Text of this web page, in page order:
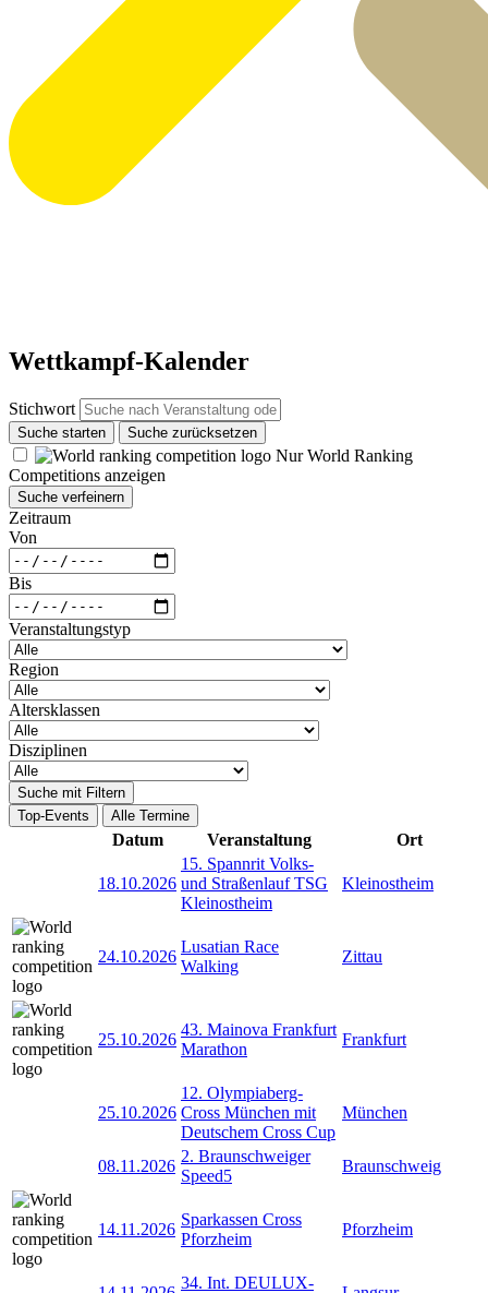
Wettkampf-Kalender
Stichwort
Suche starten Suche zurücksetzen
Nur World Ranking
Competitions anzeigen
Suche verfeinern
Zeitraum
Von
Bis
Veranstaltungstyp
Region
Altersklassen
Disziplinen
Suche mit Filtern
Top-Events
Alle Termine
Datum Veranstaltung Ort
18.10.2026
15. Spannrit Volks-
und Straßenlauf TSG
Kleinostheim
Kleinostheim
24.10.2026
Lusatian Race
Walking
Zittau
25.10.2026
43. Mainova Frankfurt
Marathon
Frankfurt
25.10.2026
12. Olympiaberg-
Cross München mit
Deutschem Cross Cup
München
08.11.2026
2. Braunschweiger
Speed5
Braunschweig
14.11.2026
Sparkassen Cross
Pforzheim
Pforzheim
34. Int. DEULUX-